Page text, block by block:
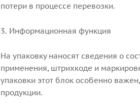
потери в процессе перевозки.
3. Информационная функция
На упаковку наносят сведения о
применения, штрихкоде и
упаковки этот блок особенно
продукции.